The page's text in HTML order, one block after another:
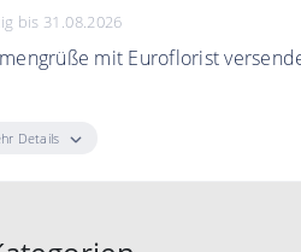
bis 31.08.2026
mit Euroflorist
Details